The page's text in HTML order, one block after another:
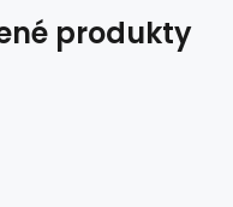
produkty